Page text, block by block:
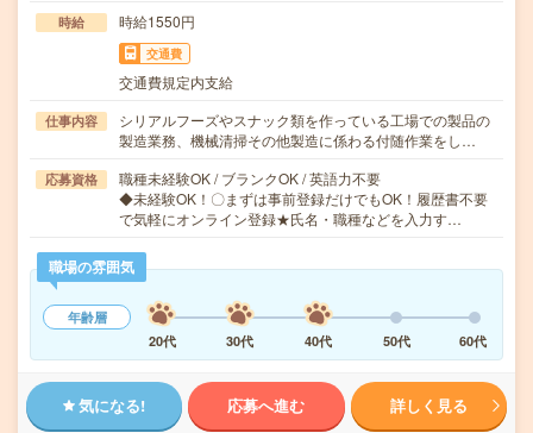
時給 時給1550円
交通費
交通費規定内支給
仕事内容
シリアルフーズやスナック類を作っている工場での製品の
製造業務、機械清掃その他製造に係わる付随作業をし…
応募資格
職種未経験OK / ブランクOK / 英語力不要
◆未経験OK！〇まずは事前登録だけでもOK！履歴書不要
で気軽にオンライン登録★氏名・職種などを入力す…
職場の雰囲気
年齢層
20代
30代 40代 50代 60代
気になる! 応募へ進む 詳しく見る